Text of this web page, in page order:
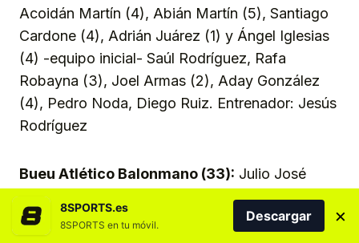
Acoidán Martín (4), Abián Martín (5), Santiago
Cardone (4), Adrián Juárez (1) y Ángel Iglesias
(4) -equipo inicial- Saúl Rodríguez, Rafa
Robayna (3), Joel Armas (2), Aday González
(4), Pedro Noda, Diego Ruiz. Entrenador: Jesús
Rodríguez
Bueu Atlético Balonmano (33): Julio José
Ferreiro, Diego Lluque, Roque Arias, Diego
Pérez (7), Samuel Seijas (3), Adrián Suárez (7)
8SPORTS.es
8SPORTS en tu móvil.
Descargar ×